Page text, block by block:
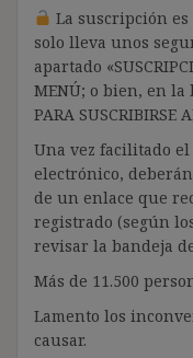
La suscripción
solo lleva unos
apartado
MENÚ; o bien, en la
PARA SUSCRIBIRSE
Una vez facilitado
electrónico,
de un enlace que
registrado (según
revisar la bandeja
Más de 11.500
Lamento los
causar.